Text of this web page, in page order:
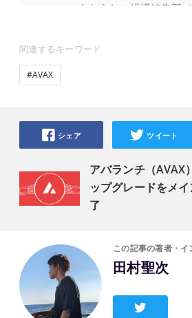
関連するキーワード
#AVAX
アバランチ（
ップグレードをメ
了
シェア ツイート
この記事の著者・イ
田村聖次